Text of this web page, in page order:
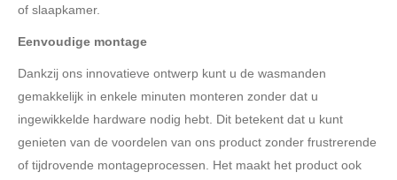
of slaapkamer.
Eenvoudige montage
Dankzij ons innovatieve ontwerp kunt u de wasmanden
gemakkelijk in enkele minuten monteren zonder dat u
ingewikkelde hardware nodig hebt. Dit betekent dat u kunt
genieten van de voordelen van ons product zonder frustrerende
of tijdrovende montageprocessen. Het maakt het product ook